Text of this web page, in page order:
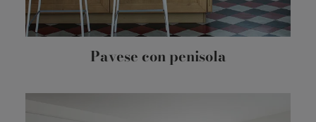
Pavese con penisola